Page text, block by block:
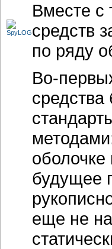
Вместе с
средств
по ряду
Во-
будущее
еще не